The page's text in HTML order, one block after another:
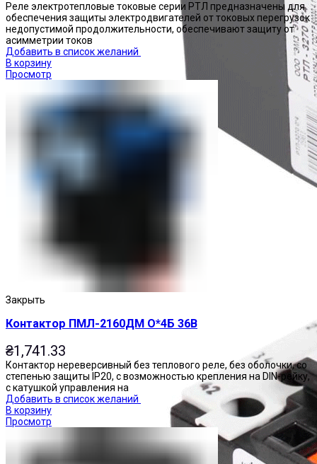
Реле тепловые
Реле электротепловые токовые серии РТЛ предназначены для
обеспечения защиты электродвигателей от токовых перегрузок
недопустимой продолжительности, обеспечивают защиту от
асимметрии токов
Добавить в список желаний
В корзину
Просмотр
Закрыть
Контактор ПМЛ-2160ДМ О*4Б 36В
₴1,741.33
Контактор нереверсивный без теплового реле, без оболочки, со
степенью защиты IP20, с возможностью крепления на DIN-рейку,
с катушкой управления на
Добавить в список желаний
В корзину
Просмотр